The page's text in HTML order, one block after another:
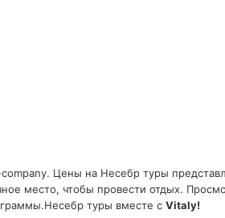
Цены на Несебр туры
место, чтобы провести отдых.
туры вместе с Vitaly!